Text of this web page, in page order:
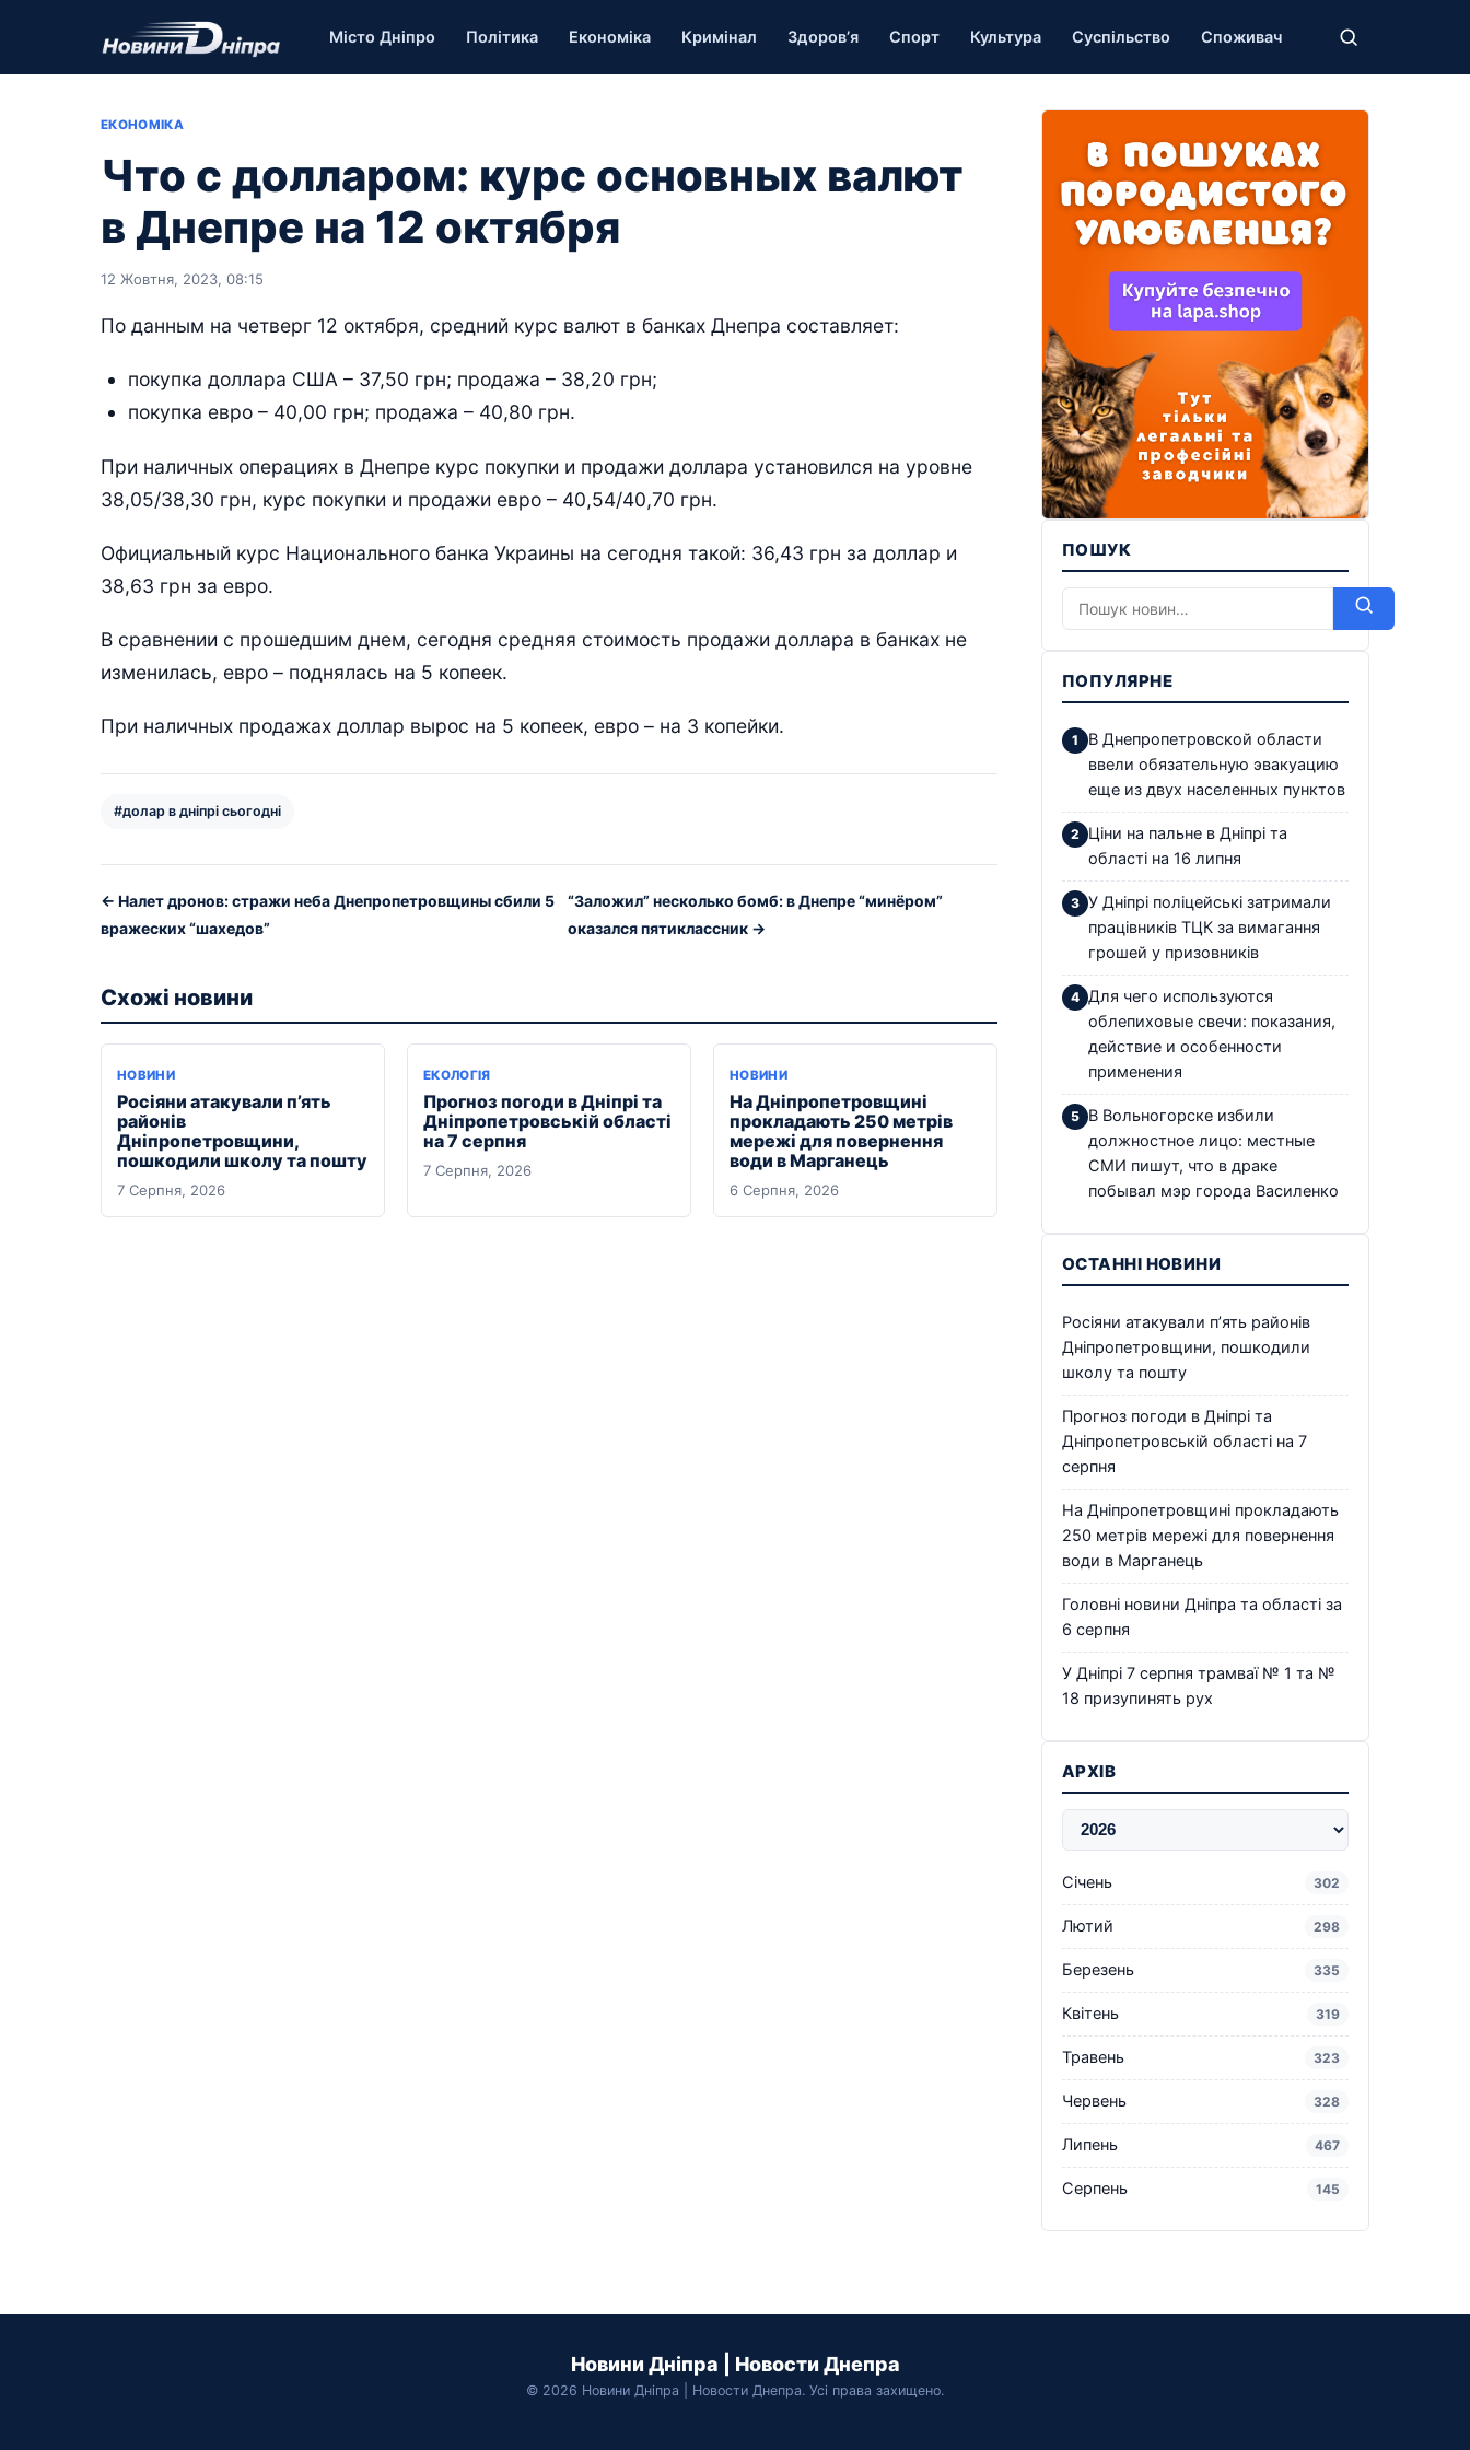
Місто Дніпро Політика Економіка Кримінал Здоров’я Спорт Культура Суспільство Споживач
ЕКОНОМІКА
Что с долларом: курс основных валют
в Днепре на 12 октября
12 Жовтня, 2023, 08:15
По данным на четверг 12 октября, средний курс валют в банках Днепра составляет:
покупка доллара США – 37,50 грн; продажа – 38,20 грн;
покупка евро – 40,00 грн; продажа – 40,80 грн.
При наличных операциях в Днепре курс покупки и продажи доллара установился на уровне
38,05/38,30 грн, курс покупки и продажи евро – 40,54/40,70 грн.
Официальный курс Национального банка Украины на сегодня такой: 36,43 грн за доллар и
38,63 грн за евро.
В сравнении с прошедшим днем, сегодня средняя стоимость продажи доллара в банках не
изменилась, евро – поднялась на 5 копеек.
При наличных продажах доллар вырос на 5 копеек, евро – на 3 копейки.
#долар в дніпрі сьогодні
← Налет дронов: стражи неба Днепропетровщины сбили 5
вражеских “шахедов”
“Заложил” несколько бомб: в Днепре “минёром”
оказался пятиклассник →
Схожі новини
НОВИНИ
Росіяни атакували п’ять
районів
Дніпропетровщини,
пошкодили школу та пошту
7 Серпня, 2026
ЕКОЛОГІЯ
Прогноз погоди в Дніпрі та
Дніпропетровській області
на 7 серпня
7 Серпня, 2026
НОВИНИ
На Дніпропетровщині
прокладають 250 метрів
мережі для повернення
води в Марганець
6 Серпня, 2026
ПОШУК
ПОПУЛЯРНЕ
В Днепропетровской области
ввели обязательную эвакуацию
еще из двух населенных пунктов
Ціни на пальне в Дніпрі та
області на 16 липня
У Дніпрі поліцейські затримали
працівників ТЦК за вимагання
грошей у призовників
Для чего используются
облепиховые свечи: показания,
действие и особенности
применения
В Вольногорске избили
должностное лицо: местные
СМИ пишут, что в драке
побывал мэр города Василенко
ОСТАННІ НОВИНИ
Росіяни атакували п’ять районів
Дніпропетровщини, пошкодили
школу та пошту
Прогноз погоди в Дніпрі та
Дніпропетровській області на 7
серпня
На Дніпропетровщині прокладають
250 метрів мережі для повернення
води в Марганець
Головні новини Дніпра та області за
6 серпня
У Дніпрі 7 серпня трамваї № 1 та №
18 призупинять рух
АРХІВ
Січень 302
Лютий 298
Березень 335
Квітень 319
Травень 323
Червень 328
Липень 467
Серпень 145
Новини Дніпра | Новости Днепра
© 2026 Новини Дніпра | Новости Днепра. Усі права захищено.